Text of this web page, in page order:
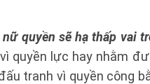
quyền sẽ hạ thấp vai
quyền lực hay nhằm
tranh vì quyền công